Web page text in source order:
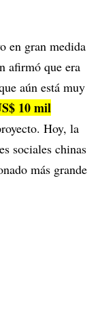
en gran medida
afirmó que era
aún está muy
10 mil
Hoy, la
sociales chinas
más grande